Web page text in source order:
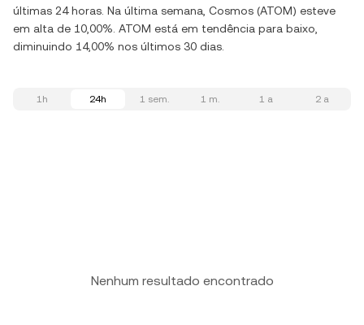
últimas 24 horas. Na última semana, Cosmos (ATOM) esteve
em alta de 10,00%. ATOM está em tendência para baixo,
diminuindo 14,00% nos últimos 30 dias.
1h 24h 1 sem. 1 m. 1 a 2 a
Nenhum resultado encontrado